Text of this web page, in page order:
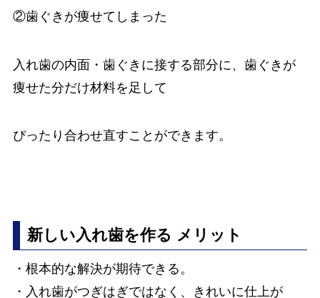
②歯ぐきが痩せてしまった
入れ歯の内面・歯ぐきに接する部分に、歯ぐきが
痩せた分だけ材料を足して
ぴったり合わせ直すことができます。
新しい入れ歯を作る メリット
・根本的な解決が期待できる。
・入れ歯がつぎはぎではなく、きれいに仕上が